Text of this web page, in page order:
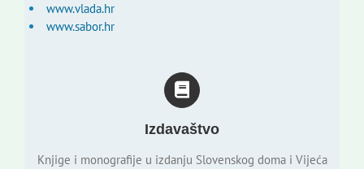
www.vlada.hr
www.sabor.hr
Izdavaštvo
Knjige i monografije u izdanju Slovenskog doma i Vijeća